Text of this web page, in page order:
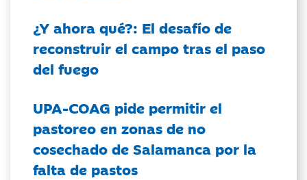
¿Y ahora qué?: El desafío de
reconstruir el campo tras el paso
del fuego
UPA-COAG pide permitir el
pastoreo en zonas de no
cosechado de Salamanca por la
falta de pastos